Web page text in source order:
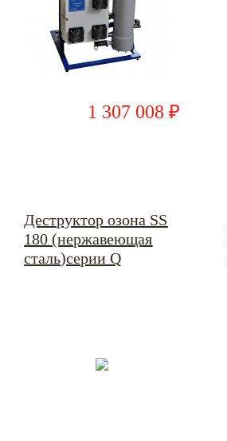
1 307 008 ₽
Деструктор озона SS
180 (нержавеющая
сталь)серии Q